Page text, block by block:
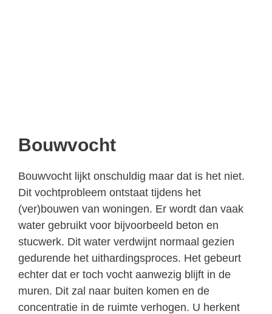
Bouwvocht
Bouwvocht lijkt onschuldig maar dat is het niet.
Dit vochtprobleem ontstaat tijdens het
(ver)bouwen van woningen. Er wordt dan vaak
water gebruikt voor bijvoorbeeld beton en
stucwerk. Dit water verdwijnt normaal gezien
gedurende het uithardingsproces. Het gebeurt
echter dat er toch vocht aanwezig blijft in de
muren. Dit zal naar buiten komen en de
concentratie in de ruimte verhogen. U herkent